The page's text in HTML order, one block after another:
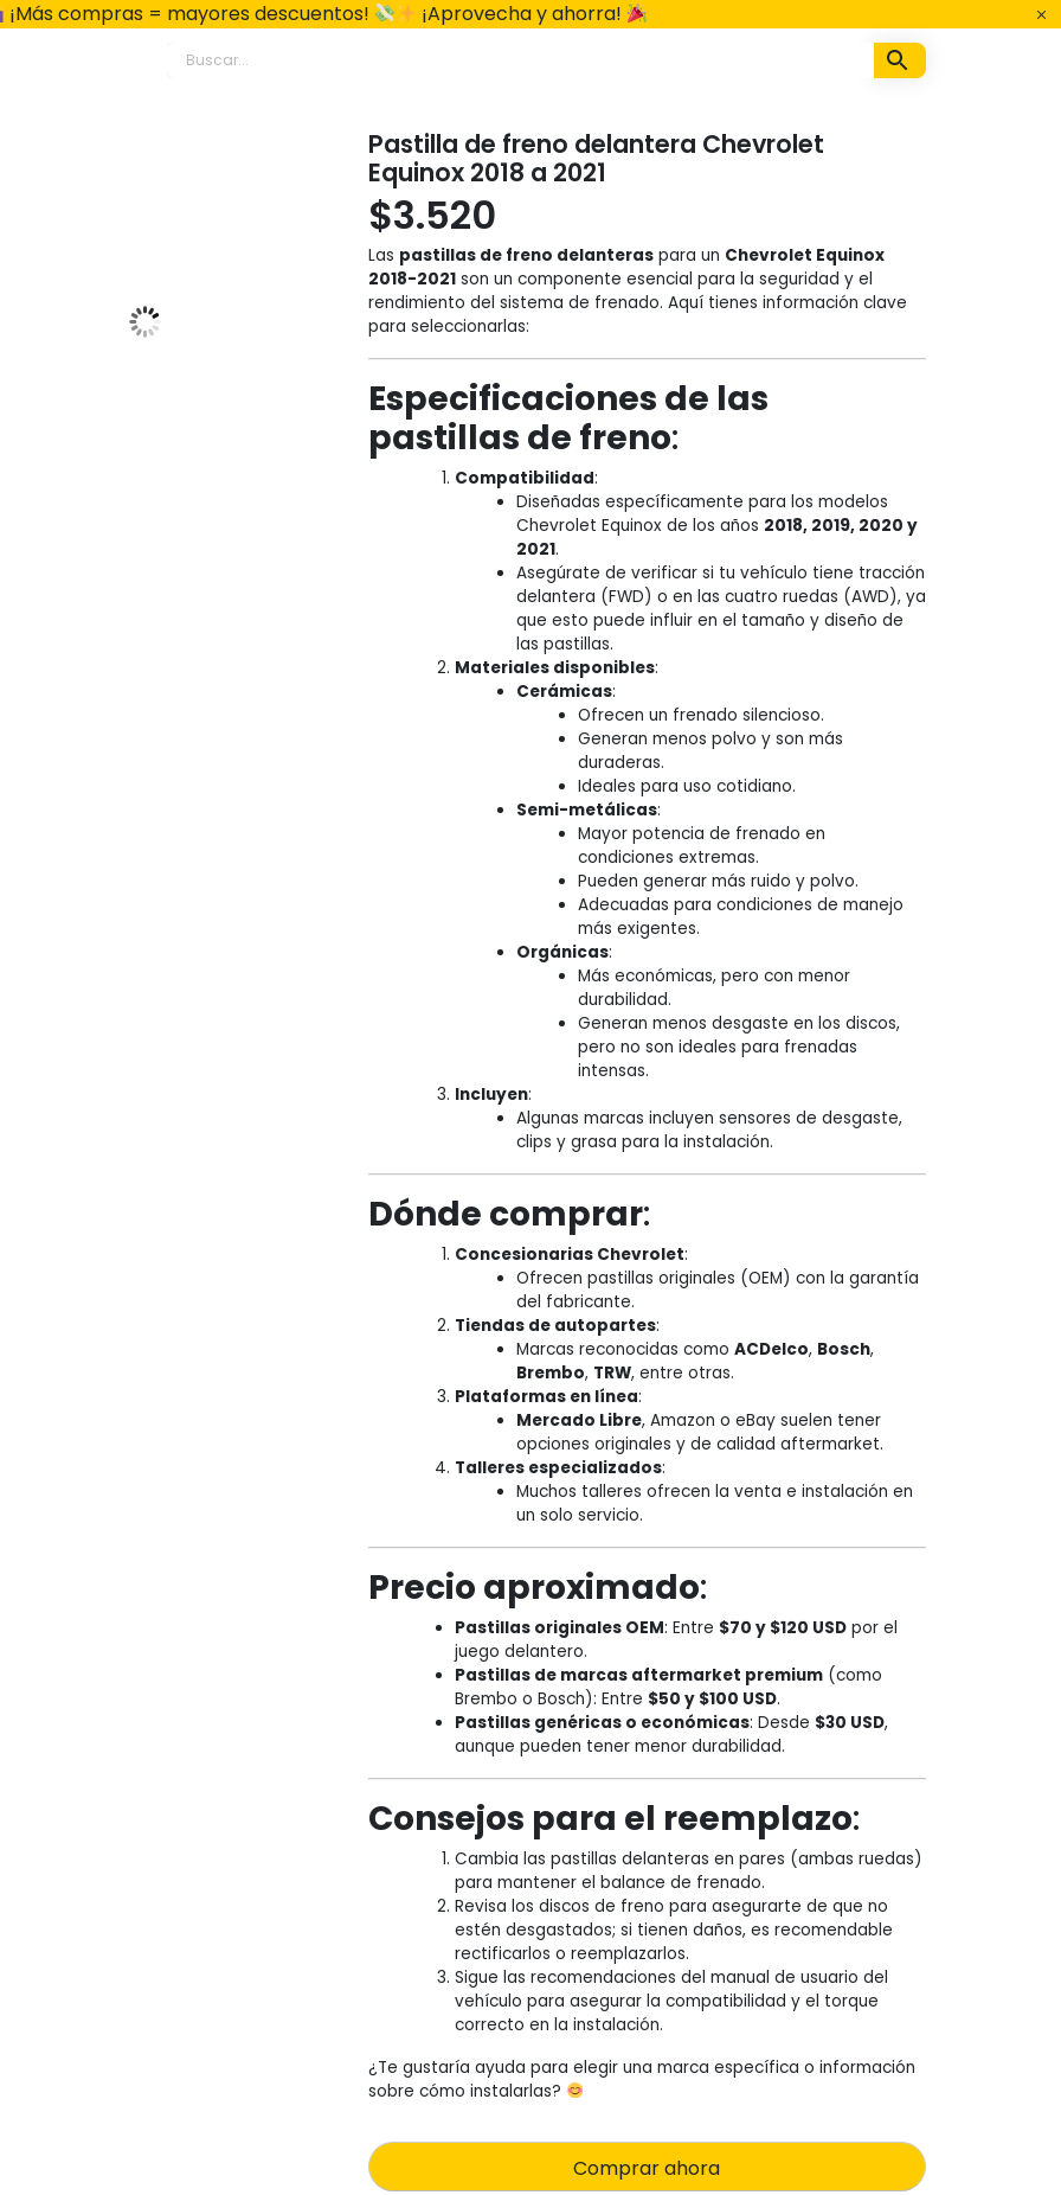
¡Más compras = mayores descuentos! ¡Aprovecha y ahorra!
Pastilla de freno delantera Chevrolet
Equinox 2018 a 2021
$3.520
Las pastillas de freno delanteraspara un Chevrolet Equinox
2018-2021son un componente esencial para la seguridad y el
rendimiento del sistema de frenado. Aquí tienes información clave
para seleccionarlas:
Especificaciones de las
pastillas de freno:
Compatibilidad:
Diseñadas específicamente para los modelos
Chevrolet Equinox de los años 2018, 2019, 2020 y
2021.
Asegúrate de verificar si tu vehículo tiene tracción
delantera (FWD) o en las cuatro ruedas (AWD), ya
que esto puede influir en el tamaño y diseño de
las pastillas.
Materiales disponibles:
Cerámicas:
Ofrecen un frenado silencioso.
Generan menos polvo y son más
duraderas.
Ideales para uso cotidiano.
Semi-metálicas:
Mayor potencia de frenado en
condiciones extremas.
Pueden generar más ruido y polvo.
Adecuadas para condiciones de manejo
más exigentes.
Orgánicas:
Más económicas, pero con menor
durabilidad.
Generan menos desgaste en los discos,
pero no son ideales para frenadas
intensas.
Incluyen:
Algunas marcas incluyen sensores de desgaste,
clips y grasa para la instalación.
Dónde comprar:
Concesionarias Chevrolet:
Ofrecen pastillas originales (OEM) con la garantía
del fabricante.
Tiendas de autopartes:
Marcas reconocidas como ACDelco, Bosch,
Brembo, TRW, entre otras.
Plataformas en línea:
Mercado Libre, Amazon o eBay suelen tener
opciones originales y de calidad aftermarket.
Talleres especializados:
Muchos talleres ofrecen la venta e instalación en
un solo servicio.
Precio aproximado:
Pastillas originales OEM: Entre $70 y $120 USDpor el
juego delantero.
Pastillas de marcas aftermarket premium(como
Brembo o Bosch): Entre $50 y $100 USD.
Pastillas genéricas o económicas: Desde $30 USD,
aunque pueden tener menor durabilidad.
Consejos para el reemplazo:
Cambia las pastillas delanteras en pares (ambas ruedas)
para mantener el balance de frenado.
Revisa los discos de freno para asegurarte de que no
estén desgastados; si tienen daños, es recomendable
rectificarlos o reemplazarlos.
Sigue las recomendaciones del manual de usuario del
vehículo para asegurar la compatibilidad y el torque
correcto en la instalación.
¿Te gustaría ayuda para elegir una marca específica o información
sobre cómo instalarlas?
Comprar ahora